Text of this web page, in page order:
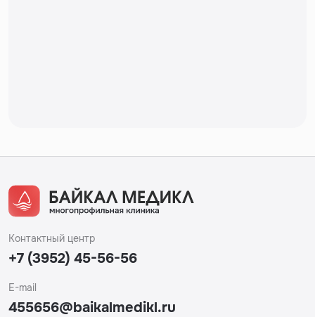
Контактный центр
+7 (3952) 45-56-56
E-mail
455656@baikalmedikl.ru